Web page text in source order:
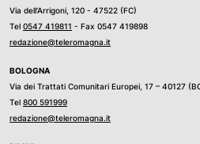
Via dell’Arrigoni, 120 - 47522 (FC)
Tel 0547 419811 - Fax 0547 419898
redazione@teleromagna.it
BOLOGNA
Via dei Trattati Comunitari Europei, 17 – 40127
Tel 800 591999
redazione@teleromagna.it